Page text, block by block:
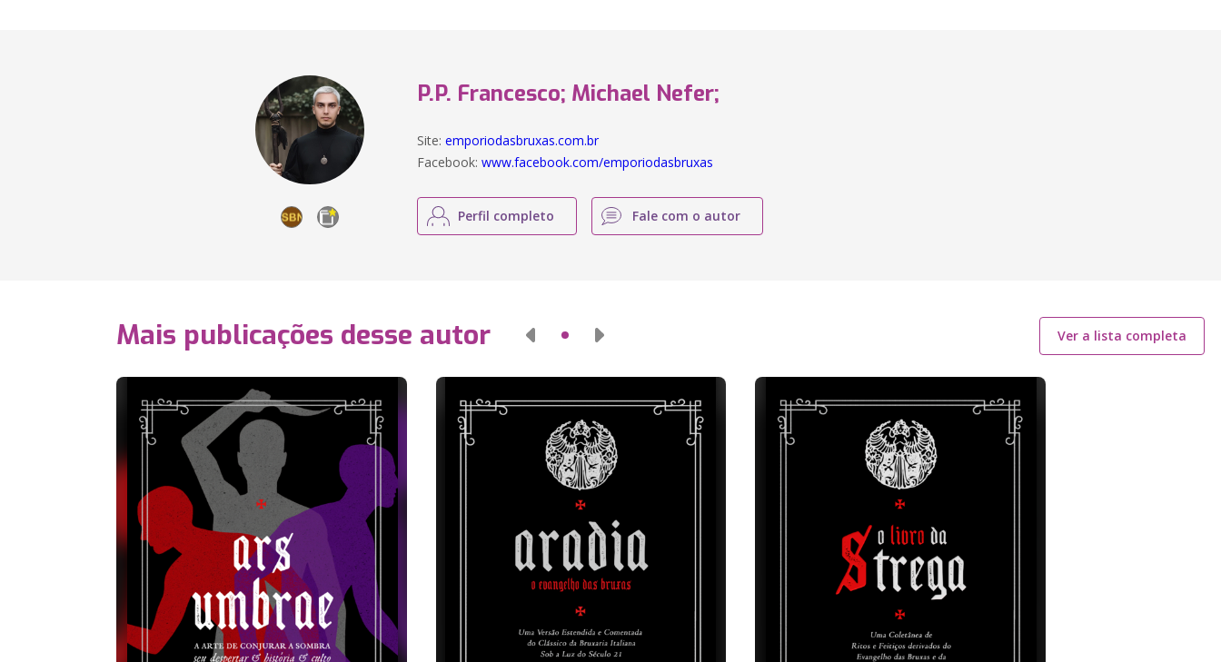
P.P. Francesco; Michael Nefer;
Site:emporiodasbruxas.com.br
Facebook:www.facebook.com/emporiodasbruxas
Perfil completo Fale com o autor
Mais publicações desse autor Ver a lista completa